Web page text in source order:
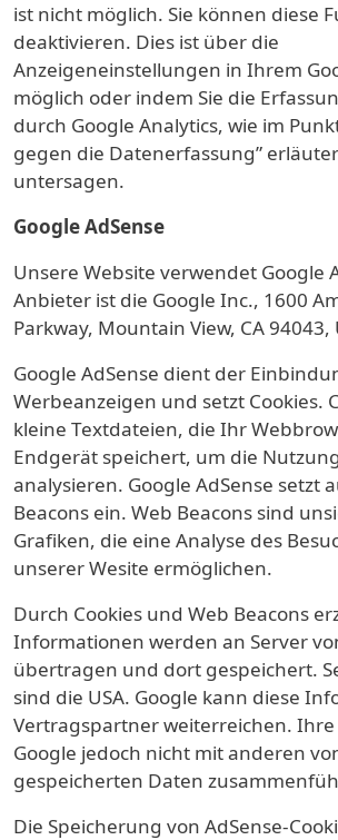
ist nicht möglich. Sie können diese
deaktivieren. Dies ist über die
Anzeigeneinstellungen in Ihrem
möglich oder indem Sie die
durch Google Analytics, wie im
gegen die Datenerfassung”
untersagen.
Google AdSense
Unsere Website verwendet Google
Anbieter ist die Google Inc., 1600
Parkway, Mountain View, CA 94043,
Google AdSense dient der
Werbeanzeigen und setzt Cookies.
kleine Textdateien, die Ihr
Endgerät speichert, um die
analysieren. Google AdSense setzt
Beacons ein. Web Beacons sind
Grafiken, die eine Analyse des
unserer Wesite ermöglichen.
Durch Cookies und Web Beacons
Informationen werden an Server
übertragen und dort gespeichert.
sind die USA. Google kann diese
Vertragspartner weiterreichen. Ihre
Google jedoch nicht mit anderen
gespeicherten Daten
Die Speicherung von AdSense-